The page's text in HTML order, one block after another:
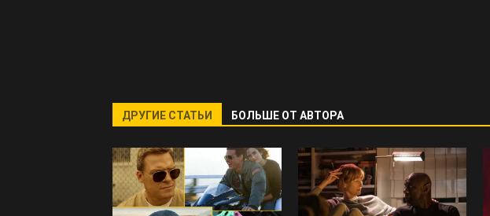
ДРУГИЕ СТАТЬИ БОЛЬШЕ ОТ АВТОРА